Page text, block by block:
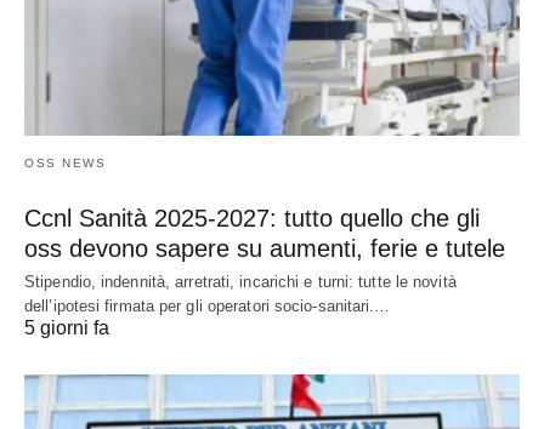
OSS NEWS
Ccnl Sanità 2025-2027: tutto quello che gli
oss devono sapere su aumenti, ferie e tutele
Stipendio, indennità, arretrati, incarichi e turni: tutte le novità
dell’ipotesi firmata per gli operatori socio-sanitari.…
5 giorni fa